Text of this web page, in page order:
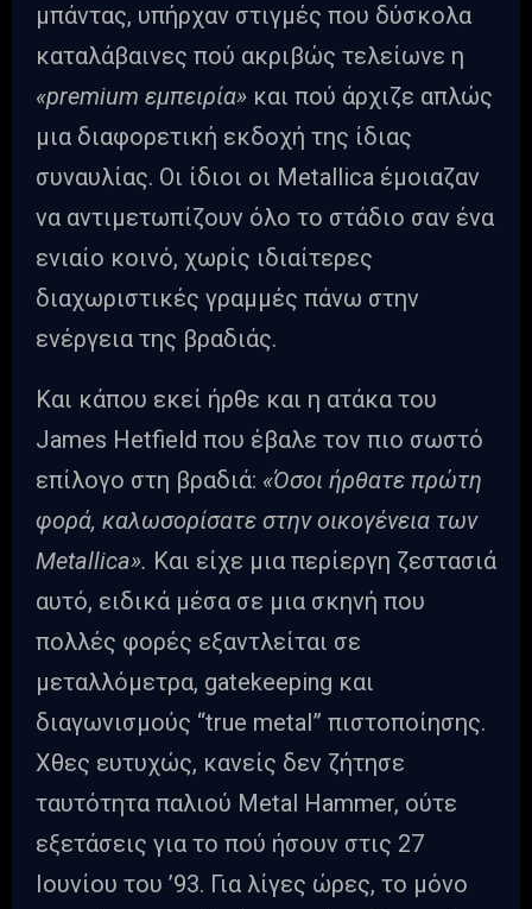
μπάντας, υπήρχαν στιγμές που δύσκολα
καταλάβαινες πού ακριβώς τελείωνε η
«premium εμπειρία» και πού άρχιζε απλώς
μια διαφορετική εκδοχή της ίδιας
συναυλίας. Οι ίδιοι οι Metallica έμοιαζαν
να αντιμετωπίζουν όλο το στάδιο σαν ένα
ενιαίο κοινό, χωρίς ιδιαίτερες
διαχωριστικές γραμμές πάνω στην
ενέργεια της βραδιάς.
Και κάπου εκεί ήρθε και η ατάκα του
James Hetfield που έβαλε τον πιο σωστό
επίλογο στη βραδιά: «Όσοι ήρθατε πρώτη
φορά, καλωσορίσατε στην οικογένεια των
Metallica». Και είχε μια περίεργη ζεστασιά
αυτό, ειδικά μέσα σε μια σκηνή που
πολλές φορές εξαντλείται σε
μεταλλόμετρα, gatekeeping και
διαγωνισμούς “true metal” πιστοποίησης.
Χθες ευτυχώς, κανείς δεν ζήτησε
ταυτότητα παλιού Metal Hammer, ούτε
εξετάσεις για το πού ήσουν στις 27
Ιουνίου του ’93. Για λίγες ώρες, το μόνο